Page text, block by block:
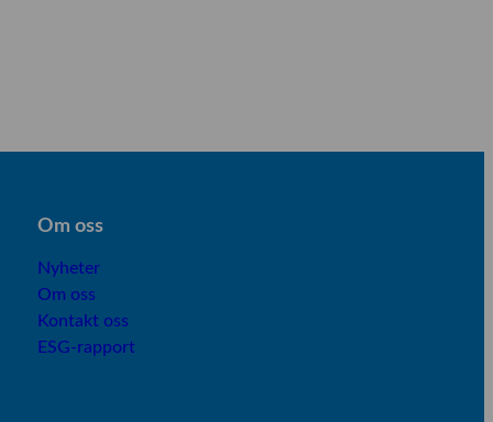
Om oss
Nyheter
Om oss
Kontakt oss
ESG-rapport